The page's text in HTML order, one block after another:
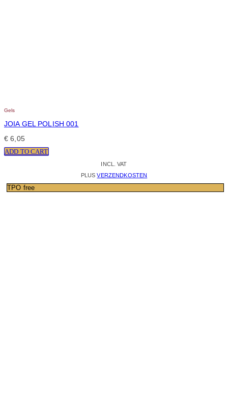
Gels
JOIA GEL POLISH 001
€ 6,05
ADD TO CART
INCL. VAT
PLUSVERZENDKOSTEN
TPO free